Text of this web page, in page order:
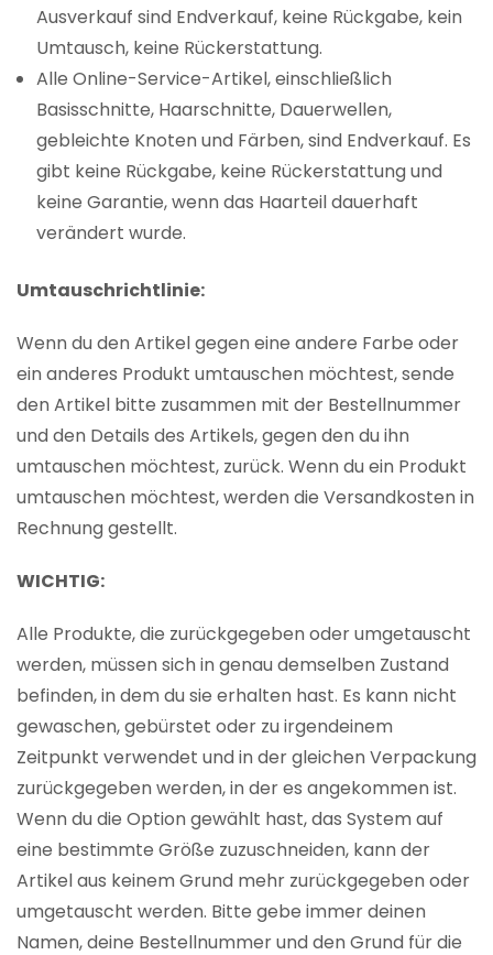
Ausverkauf sind Endverkauf, keine Rückgabe, kein
Umtausch, keine Rückerstattung.
Alle Online-Service-Artikel, einschließlich
Basisschnitte, Haarschnitte, Dauerwellen,
gebleichte Knoten und Färben, sind Endverkauf. Es
gibt keine Rückgabe, keine Rückerstattung und
keine Garantie, wenn das Haarteil dauerhaft
verändert wurde.
Umtauschrichtlinie:
Wenn du den Artikel gegen eine andere Farbe oder
ein anderes Produkt umtauschen möchtest, sende
den Artikel bitte zusammen mit der Bestellnummer
und den Details des Artikels, gegen den du ihn
umtauschen möchtest, zurück. Wenn du ein Produkt
umtauschen möchtest, werden die Versandkosten in
Rechnung gestellt.
WICHTIG:
Alle Produkte, die zurückgegeben oder umgetauscht
werden, müssen sich in genau demselben Zustand
befinden, in dem du sie erhalten hast. Es kann nicht
gewaschen, gebürstet oder zu irgendeinem
Zeitpunkt verwendet und in der gleichen Verpackung
zurückgegeben werden, in der es angekommen ist.
Wenn du die Option gewählt hast, das System auf
eine bestimmte Größe zuzuschneiden, kann der
Artikel aus keinem Grund mehr zurückgegeben oder
umgetauscht werden. Bitte gebe immer deinen
Namen, deine Bestellnummer und den Grund für die